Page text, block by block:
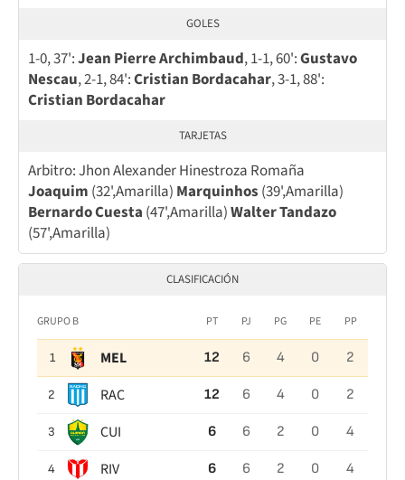
GOLES
1-0, 37':Jean Pierre Archimbaud, 1-1, 60':Gustavo
Nescau, 2-1, 84':Cristian Bordacahar, 3-1, 88':
Cristian Bordacahar
TARJETAS
Arbitro: Jhon Alexander Hinestroza Romaña
Joaquim (32',Amarilla) Marquinhos (39',Amarilla)
Bernardo Cuesta (47',Amarilla)Walter Tandazo
(57',Amarilla)
CLASIFICACIÓN
GRUPO B PT PJ PG PE PP
1 MEL 12 6 4 0 2
2 RAC 12 6 4 0 2
3 CUI 6 6 2 0 4
4 RIV 6 6 2 0 4